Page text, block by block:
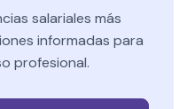
salariales más
informadas para
profesional.